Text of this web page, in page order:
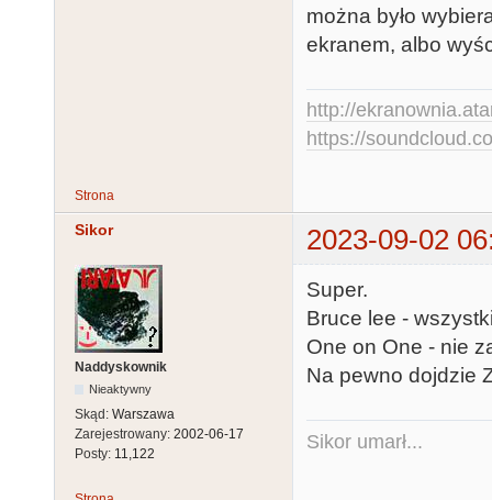
można było
ekranem, albo
http://
https://
Strona
Sikor 2023-09-02
Naddyskownik
Nieaktywny
Skąd: Warszawa
Zarejestrowany: 2002-06-17
Posty: 11,122
Super.
Bruce lee -
One on One - nie
Na pewno dojdzie
Sikor umarł...